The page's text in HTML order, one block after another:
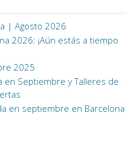
| Agosto 2026
2026: ¡Aún estás a tiempo
2025
en Septiembre y Talleres de
en septiembre en Barcelona